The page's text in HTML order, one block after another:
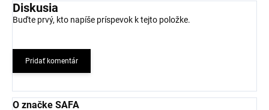
Diskusia
Buďte prvý, kto napíše príspevok k tejto položke.
Pridať komentár
O značke SAFA